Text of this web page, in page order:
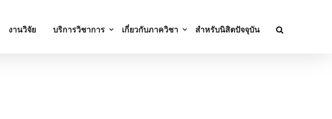
งานวิจัย บริการวิชาการ เกี่ยวกับภาควิชา สำหรับนิสิตปัจจุบัน